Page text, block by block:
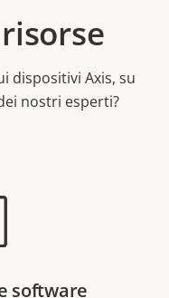
dispositivi Axis, su
nostri esperti?
software